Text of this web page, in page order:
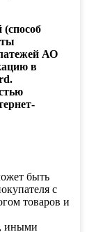
(способ
АО
в
быть
с
товаров и
иными